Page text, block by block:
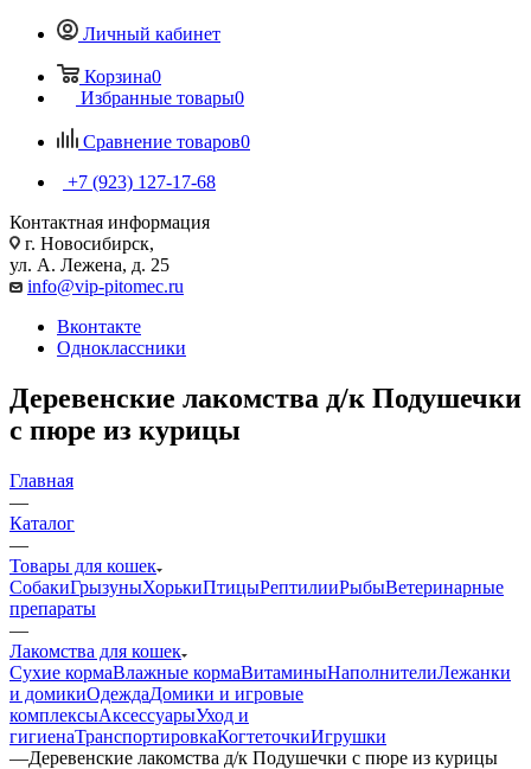
Личный кабинет
Корзина0
Избранные товары0
Сравнение товаров0
+7 (923) 127-17-68
Контактная информация
г. Новосибирск,
ул. А. Лежена, д. 25
info@vip-pitomec.ru
Вконтакте
Одноклассники
Деревенские лакомства д/к Подушечки
с пюре из курицы
Главная
—
Каталог
—
Товары для кошек
СобакиГрызуныХорькиПтицыРептилииРыбыВетеринарные
препараты
—
Лакомства для кошек
Сухие кормаВлажные кормаВитаминыНаполнителиЛежанки
и домикиОдеждаДомики и игровые
комплексыАксессуарыУход и
гигиенаТранспортировкаКогтеточкиИгрушки
—Деревенские лакомства д/к Подушечки с пюре из курицы